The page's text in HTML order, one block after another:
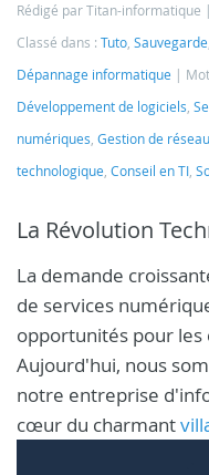
Rédigé par Titan-informatique
Classé dans : Tuto Sauvegarde
Dépannage informatique
Développement de logiciels
numériques Gestion de
technologique Conseil en TI
La Révolution
La demande
de services
opportunités pour les
Aujourd'hui, nous
notre entreprise
cœur du charmant